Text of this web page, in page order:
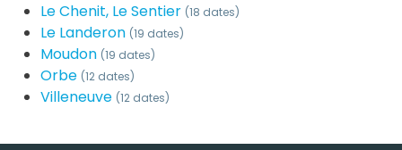
Le Chenit, Le Sentier (18 dates)
Le Landeron (19 dates)
Moudon (19 dates)
Orbe (12 dates)
Villeneuve (12 dates)